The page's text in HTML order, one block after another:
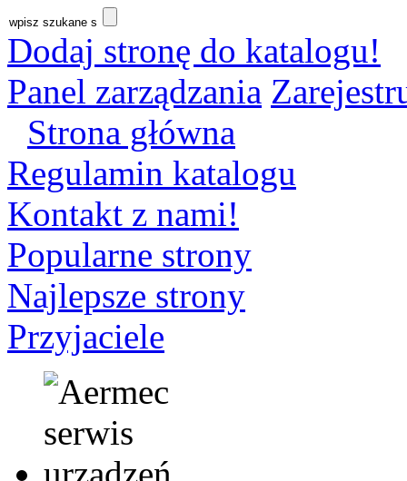
Dodaj stronę do katalogu!
Panel zarządzania
Strona główna
Regulamin katalogu
Kontakt z nami!
Popularne strony
Najlepsze strony
Przyjaciele